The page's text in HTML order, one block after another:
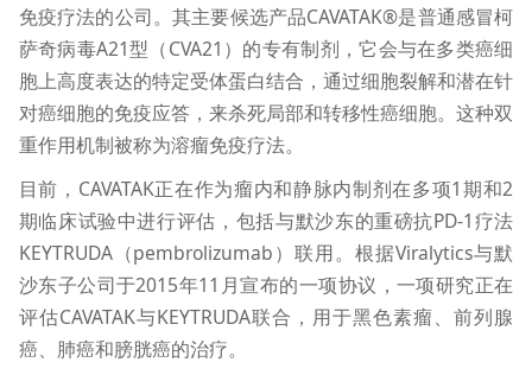
免疫疗法的公司。其主要候选产品CAVATAK®是普通感冒柯
萨奇病毒A21型（CVA21）的专有制剂，它会与在多类癌细
胞上高度表达的特定受体蛋白结合，通过细胞裂解和潜在针
对癌细胞的免疫应答，来杀死局部和转移性癌细胞。这种双
重作用机制被称为溶瘤免疫疗法。
目前，CAVATAK正在作为瘤内和静脉内制剂在多项1期和2
期临床试验中进行评估，包括与默沙东的重磅抗PD-1疗法
KEYTRUDA（pembrolizumab）联用。根据Viralytics与默
沙东子公司于2015年11月宣布的一项协议，一项研究正在
评估CAVATAK与KEYTRUDA联合，用于黑色素瘤、前列腺
癌、肺癌和膀胱癌的治疗。